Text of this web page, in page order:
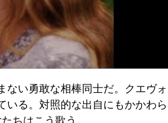
ない勇敢な相棒同士だ。クエヴォ
いる。対照的な出自にもかかわら